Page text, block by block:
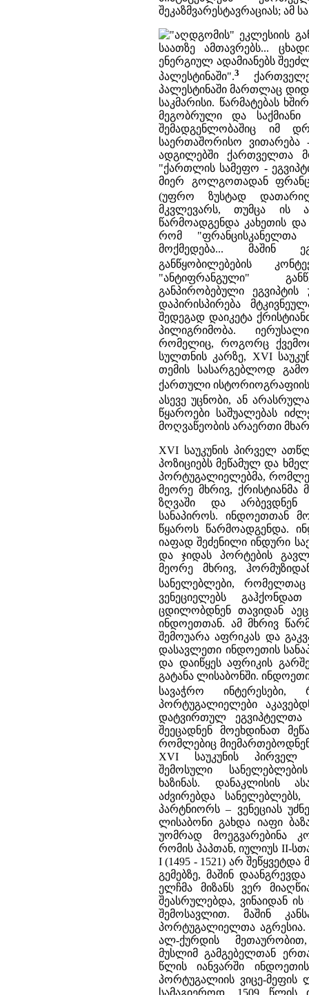
შეკაზმვარესტავრაციას; ამ
"აღდგომის" ეკლესიის
საათზე ამთავრებს...
ენერგიულ ადამიანებს
პალესტინაში".3
პალესტინაში მართლაც
საკმარისი. წარმატებას
მეგობრული და
შემადგენლობაშიც იმ
საერთაშორისო ვითარება
ადგილებში ქართველთა
"ქართლის სამეფო -
მიერ გოლგოთადან
(უფრო ზუსტად
მკვლევარს, თუმცა ის
წარმოადგენდა კახეთის
რომ "ფრანცისკანელთა
მოქმედება... მაშინ
განწყობილებების
"ანტიფრანგული"
განპირობებული
დაპირისპირება
შედეგად დაიკეტა
პილიგრიმობა.
რომელიც, როგორც
სულთნის კარზე, XVI
თემის სასარგებლოდ
ქართული
ასევე უცნობი, ან
წყაროები საშუალებას
მოღვაწეობის არაერთი
XVI საუკუნის პირველ
პოზიციებს მეწამულ და
პორტუგალიელებმა,
მეორე მხრივ,
ზღვაში და არბევდნენ
სანაპიროს. ინდოეთთან
წყაროს წარმოადგენდა.
იაფად შეძენილი ინდური
და ჯიდას პორტების
მეორე მხრივ,
სანელებლები,
ვენეციელებს
ცდილობდნენ თავიდან
ინდოეთთან. ამ მხრივ
შემოუარა აფრიკას და
დასავლეთი ინდოეთის
და დაიწყეს აფრიკის
გატანა ლისაბონში.
სავაჭრო
პორტუგალიელები
დატვირთულ ეგვიპტელთა
შეეცადნენ მოეხდინათ
რომლებიც
XVI საუკუნის პირველ
შემოსული
ხაზინას. დანაკლისის
აძვირებდა
პარტნიორს – ვენეციას
ლისაბონი გახდა იაფი
უომრად მოეგვარებინა
რომის პაპთან, იულიუს II-
I (1495 - 1521) არ
გემებზე, მაშინ
ელჩმა მიზანს ვერ
შეასრულებდა, ვინაიდან
შემოსავლით. მაშინ
პორტუგალიელთა აგრესია.
ალ-ქურდის
მუსლიმ გამგებელთან
წლის იანვარში
პორტუგალიის ვიცე-
სამაგიეროდ, 1509